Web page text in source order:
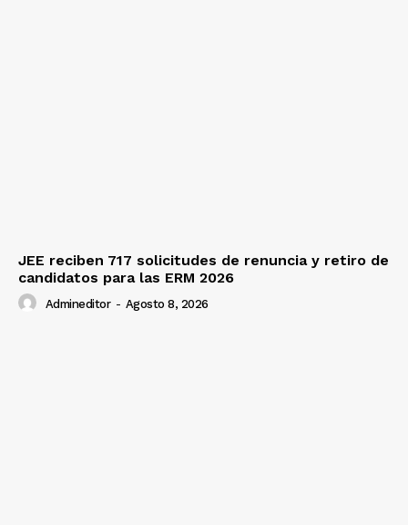
JEE reciben 717 solicitudes de renuncia y retiro de
candidatos para las ERM 2026
Admineditor - Agosto 8, 2026